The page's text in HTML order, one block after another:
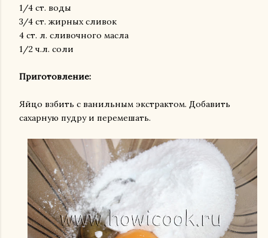
1/4 ст. воды
3/4 ст. жирных сливок
4 ст. л. сливочного масла
1/2 ч.л. соли
Приготовление:
Яйцо взбить с ванильным экстрактом. Добавить
сахарную пудру и перемешать.